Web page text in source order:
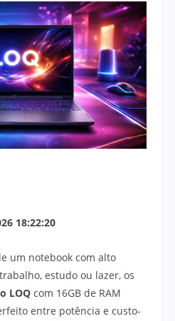
18:22:20
um notebook com alto
estudo ou lazer, os
LOQ com 16GB de RAM
entre potência e custo-